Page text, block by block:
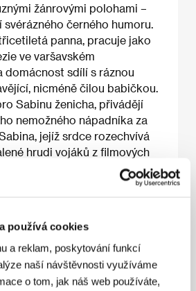
používá cookies
a reklam, poskytování funkcí
naší návštěvnosti využíváme
o tom, jak náš web používáte,
žánrovými polohami –
černého humoru.
panna, pracuje jako
ve varšavském
domácnost sdílí s ráznou
nicméně čilou babičkou.
Sabinu ženicha, přivádějí
nemožného nápadníka za
jejíž srdce rozechvívá
hrudi vojáků z filmových
svého ctitele zdánlivě úplnou
35 mm